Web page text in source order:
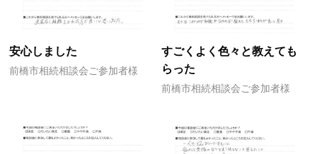
安心しました
前橋市相続相談会ご参加者様
すごくよく色々と教えても
らった
前橋市相続相談会ご参加者様